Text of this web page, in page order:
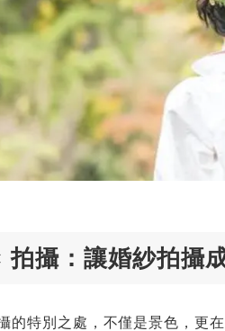
拍攝：讓婚紗拍攝
的特別之處，不僅是景色，更